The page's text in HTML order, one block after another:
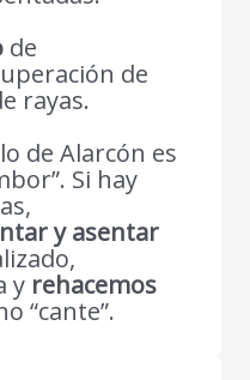
de
de
rayas.
de Alarcón es
Si hay
y asentar
y rehacemos
“cante”.